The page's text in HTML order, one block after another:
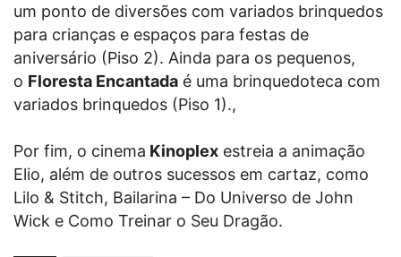
um ponto de diversões com variados brinquedos
para crianças e espaços para festas de
aniversário (Piso 2). Ainda para os pequenos,
o Floresta Encantada é uma brinquedoteca com
variados brinquedos (Piso 1).,
Por fim, o cinema Kinoplex estreia a animação
Elio, além de outros sucessos em cartaz, como
Lilo & Stitch, Bailarina – Do Universo de John
Wick e Como Treinar o Seu Dragão.